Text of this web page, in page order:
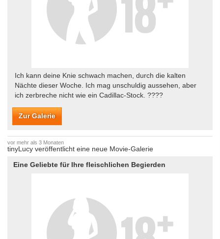
Ich kann deine Knie schwach machen, durch die kalten
Nächte dieser Woche. Ich mag unschuldig aussehen, aber
ich zerbreche nicht wie ein Cadillac-Stock. ????
Zur Galerie
vor mehr als 3 Monaten
tinyLucy veröffentlicht eine neue Movie-Galerie
Eine Geliebte für Ihre fleischlichen Begierden